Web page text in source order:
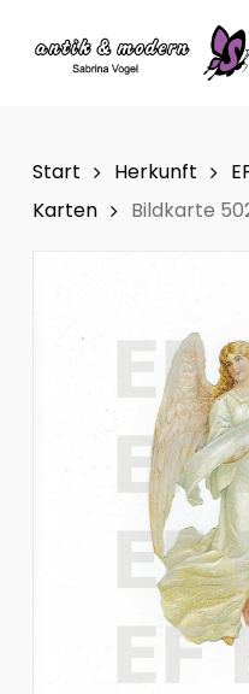
Start Herkunft
Karten
Bildkarte